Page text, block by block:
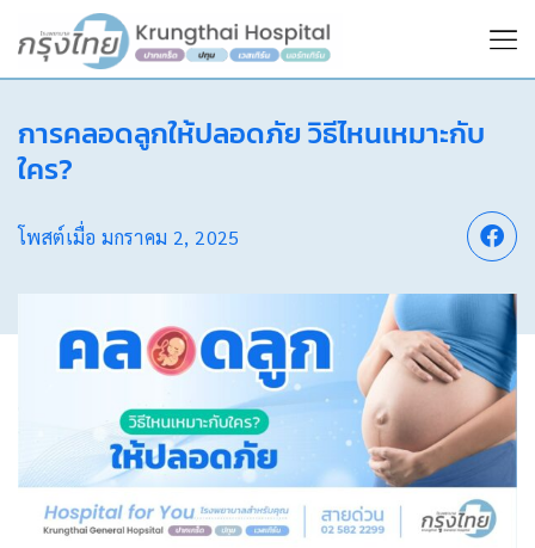
การคลอดลูกให้ปลอดภัย วิธีไหนเหมาะกับ
ใคร?
โพสต์เมื่อมกราคม 2, 2025